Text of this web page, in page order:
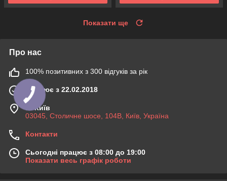
Показати ще
Про нас
100% позитивних з 300 відгуків за рік
Працює з 22.02.2018
м. Київ
03045, Столичне шосе, 104B, Київ, Україна
Контакти
Сьогодні працює з 08:00 до 19:00
Показати весь графік роботи